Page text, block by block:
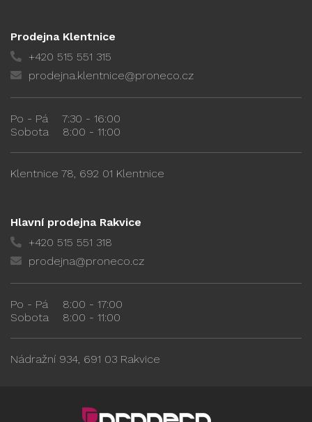
Prodejna Klentnice
+420 515 551 315
prodejna.klentnice@proneco.cz
Po - Pá
7:30 - 16:00
Sobota
8:00 - 11:00
Klentnice 78, 692 01 Klentnice
Hlavní prodejna Rakvice
+420 515 551 318
prodejna@proneco.cz
Po - Pá
8:00 - 17:00
Sobota
8:00 - 11:00
Nádražní 934, 691 03 Rakvice